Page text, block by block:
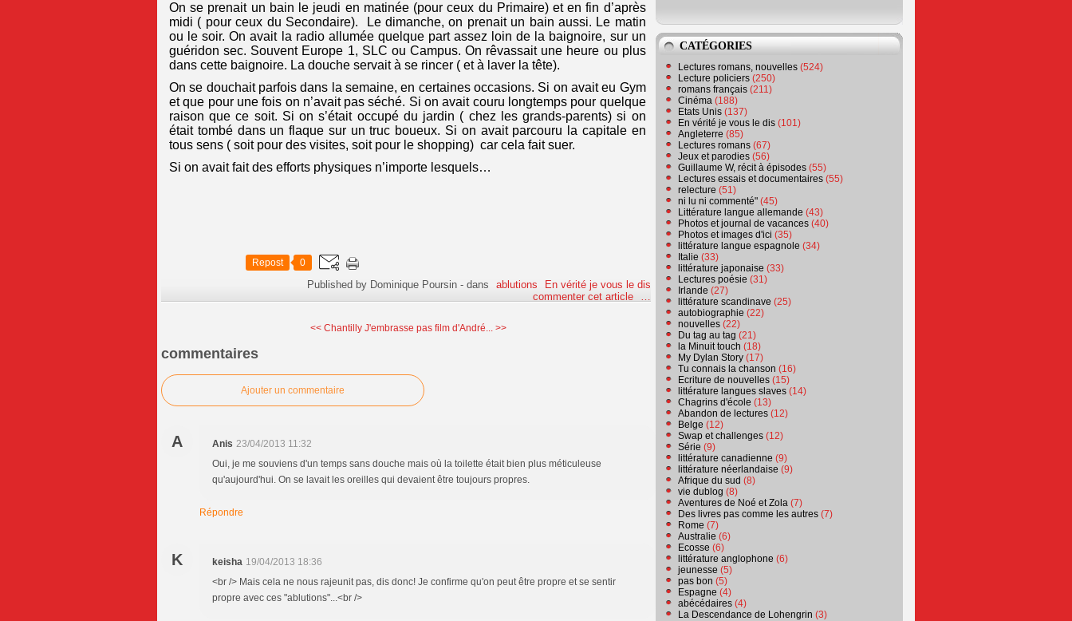
On se prenait un bain le jeudi en matinée (pour ceux du Primaire) et en fin d’après
midi ( pour ceux du Secondaire). Le dimanche, on prenait un bain aussi. Le matin
ou le soir. On avait la radio allumée quelque part assez loin de la baignoire, sur un
guéridon sec. Souvent Europe 1, SLC ou Campus. On rêvassait une heure ou plus
dans cette baignoire. La douche servait à se rincer ( et à laver la tête).
On se douchait parfois dans la semaine, en certaines occasions. Si on avait eu Gym
et que pour une fois on n’avait pas séché. Si on avait couru longtemps pour quelque
raison que ce soit. Si on s’était occupé du jardin ( chez les grands-parents) si on
était tombé dans un flaque sur un truc boueux. Si on avait parcouru la capitale en
tous sens ( soit pour des visites, soit pour le shopping) car cela fait suer.
Si on avait fait des efforts physiques n’importe lesquels…
Repost 0
Published by Dominique Poursin -dans ablutions
En vérité je vous le dis
commenter cet article
…
<< Chantilly J'embrasse pas film d'André... >>
commentaires
Ajouter un commentaire
A Anis 23/04/2013 11:32
Oui, je me souviens d'un temps sans douche mais où la toilette était bien plus méticuleuse
qu'aujourd'hui. On se lavait les oreilles qui devaient être toujours propres.
Répondre
K keisha 19/04/2013 18:36
<br /> Mais cela ne nous rajeunit pas, dis donc! Je confirme qu'on peut être propre et se sentir
propre avec ces "ablutions"...<br />
CATÉGORIES
Lectures romans, nouvelles (524)
Lecture policiers (250)
romans français (211)
Cinéma (188)
Etats Unis (137)
En vérité je vous le dis (101)
Angleterre (85)
Lectures romans (67)
Jeux et parodies (56)
Guillaume W, récit à épisodes (55)
Lectures essais et documentaires (55)
relecture (51)
ni lu ni commenté" (45)
Littérature langue allemande (43)
Photos et journal de vacances (40)
Photos et images d'ici (35)
littérature langue espagnole (34)
Italie (33)
littérature japonaise (33)
Lectures poésie (31)
Irlande (27)
littérature scandinave (25)
autobiographie (22)
nouvelles (22)
Du tag au tag (21)
la Minuit touch (18)
My Dylan Story (17)
Tu connais la chanson (16)
Ecriture de nouvelles (15)
littérature langues slaves (14)
Chagrins d'école (13)
Abandon de lectures (12)
Belge (12)
Swap et challenges (12)
Série (9)
littérature canadienne (9)
littérature néerlandaise (9)
Afrique du sud (8)
vie dublog (8)
Aventures de Noé et Zola (7)
Des livres pas comme les autres (7)
Rome (7)
Australie (6)
Ecosse (6)
littérature anglophone (6)
jeunesse (5)
pas bon (5)
Espagne (4)
abécédaires (4)
La Descendance de Lohengrin (3)